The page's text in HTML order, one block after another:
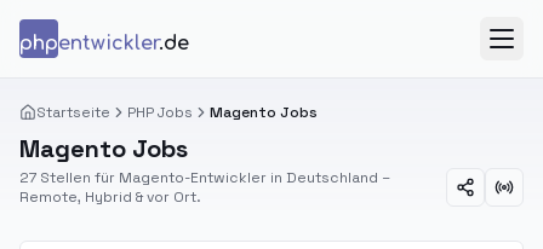
phpentwickler.de
Startseite PHP Jobs Magento Jobs
Magento Jobs
27 Stellen für Magento-Entwickler in Deutschland –
Remote, Hybrid & vor Ort.